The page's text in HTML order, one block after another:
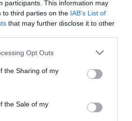
participants. This information may
to third parties on the IAB’s List of
that may further disclose it to other
Opt Outs
the Sharing of my
the Sale of my
în termeni de sărăcie
persoanelor în vârstă care
ISTAT. Institutul semnalează,
dintre familiile italiene
Italia a intrat în
la sfârşitul lui 2011
, iar criza